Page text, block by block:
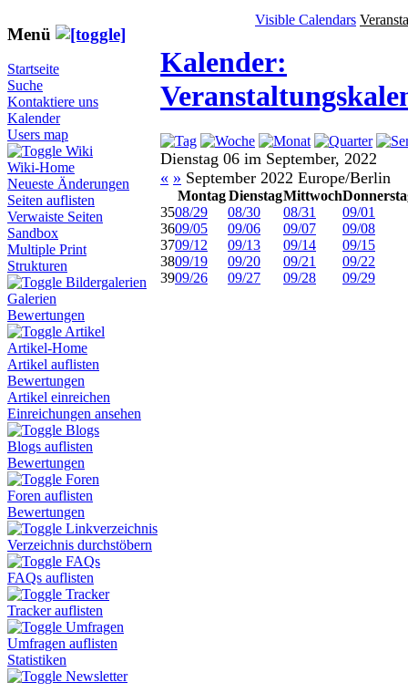
Menü
Startseite
Suche
Kontaktiere uns
Kalender
Users map
Wiki
Wiki-Home
Neueste Änderungen
Seiten auflisten
Verwaiste Seiten
Sandbox
Multiple Print
Strukturen
Bildergalerien
Galerien
Bewertungen
Artikel
Artikel-Home
Artikel auflisten
Bewertungen
Artikel einreichen
Einreichungen ansehen
Blogs
Blogs auflisten
Bewertungen
Foren
Foren auflisten
Bewertungen
Linkverzeichnis
Verzeichnis durchstöbern
FAQs
FAQs auflisten
Tracker
Tracker auflisten
Umfragen
Umfragen auflisten
Statistiken
Newsletter
Visible Calendars
Kalender:
Dienstag 06 im September, 2022
« » September 2022 Europe/Berlin
Montag DienstagMittwoch
3508/29 08/30 08/31
09/01
3609/05 09/06 09/07
09/08
3709/12 09/13 09/14
09/15
3809/19 09/20 09/21
09/22
3909/26 09/27 09/28 09/29